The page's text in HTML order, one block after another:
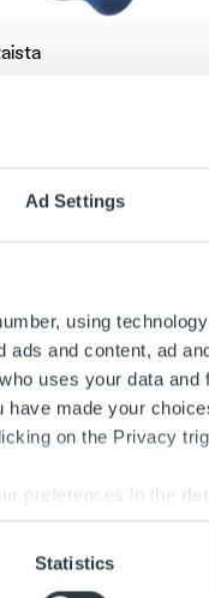
Ad Settings
using
and content, ad
uses your data and
made your
on the Privacy
preferences in the
features and to
and analytics
Statistics